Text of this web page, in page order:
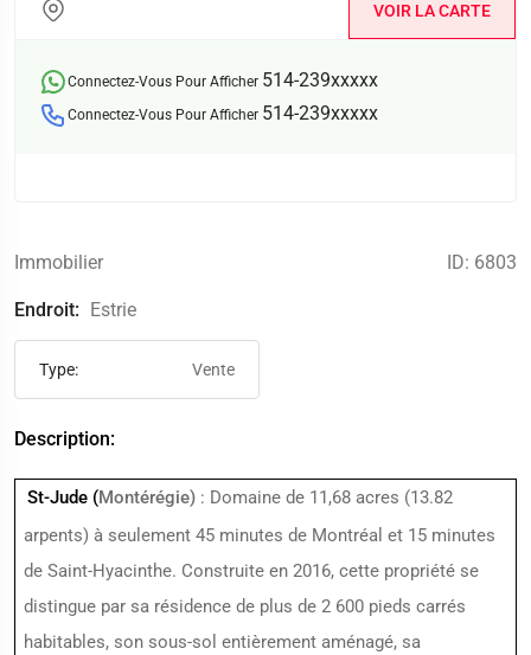
VOIR LA CARTE
Connectez-Vous Pour Afficher 514-239xxxxx
Connectez-Vous Pour Afficher 514-239xxxxx
Immobilier ID: 6803
Endroit: Estrie
Type: Vente
Description:
St-Jude (Montérégie) : Domaine de 11,68 acres (13.82
arpents) à seulement 45 minutes de Montréal et 15 minutes
de Saint-Hyacinthe. Construite en 2016, cette propriété se
distingue par sa résidence de plus de 2 600 pieds carrés
habitables, son sous-sol entièrement aménagé, sa